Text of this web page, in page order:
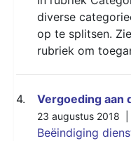
diverse
op te splitsen.
rubriek om
4. Vergoeding aan
23 augustus 2018 |
Beëindiging